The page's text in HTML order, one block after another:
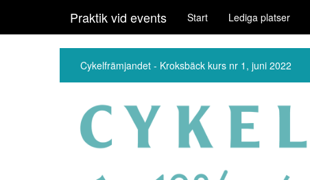
Praktik vid events Start Lediga platser
Cykelfrämjandet - Kroksbäck kurs nr 1, juni 2022